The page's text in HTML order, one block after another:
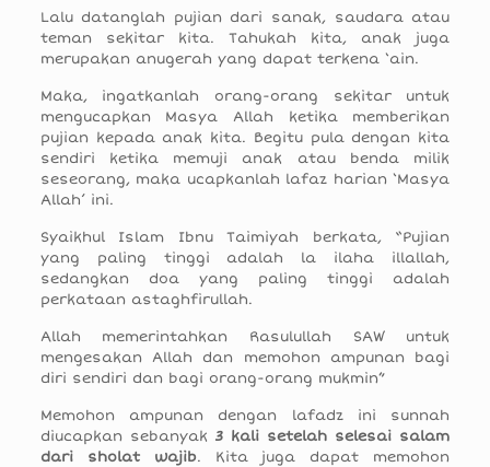
Lalu datanglah pujian dari sanak, saudara atau
teman sekitar kita. Tahukah kita, anak juga
merupakan anugerah yang dapat terkena ‘ain.
Maka, ingatkanlah orang-orang sekitar untuk
mengucapkan Masya Allah ketika memberikan
pujian kepada anak kita. Begitu pula dengan kita
sendiri ketika memuji anak atau benda milik
seseorang, maka ucapkanlah lafaz harian ‘Masya
Allah’ ini.
Syaikhul Islam Ibnu Taimiyah berkata, “Pujian
yang paling tinggi adalah la ilaha illallah,
sedangkan doa yang paling tinggi adalah
perkataan astaghfirullah.
Allah memerintahkan Rasulullah SAW untuk
mengesakan Allah dan memohon ampunan bagi
diri sendiri dan bagi orang-orang mukmin”
Memohon ampunan dengan lafadz ini sunnah
diucapkan sebanyak 3 kali setelah selesai salam
dari sholat wajib. Kita juga dapat memohon